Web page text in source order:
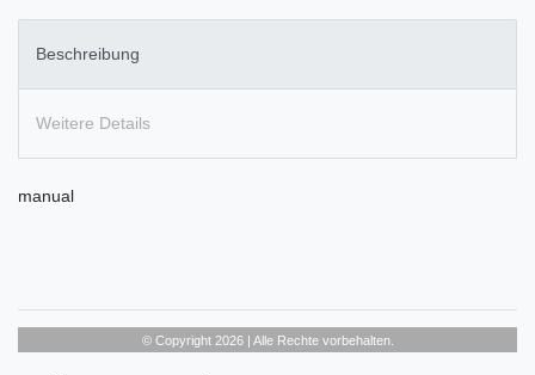
Beschreibung
Weitere Details
manual
© Copyright 2026 | Alle Rechte vorbehalten.